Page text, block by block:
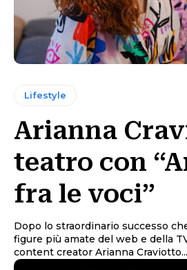
Lifestyle
Arianna
teatro con
fra le voci”
Dopo lo straordinario successo
figure più amate del web e della
content creator Arianna Craviotto...